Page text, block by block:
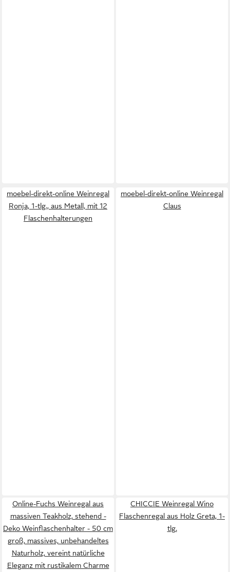
moebel-direkt-online Weinregal
Ronja, 1-tlg., aus Metall, mit 12
Flaschenhalterungen
moebel-direkt-online Weinregal
Claus
Online-Fuchs Weinregal aus
massiven Teakholz, stehend -
Deko Weinflaschenhalter - 50 cm
groß, massives, unbehandeltes
Naturholz, vereint natürliche
Eleganz mit rustikalem Charme
CHICCIE Weinregal Wino
Flaschenregal aus Holz Greta, 1-
tlg.